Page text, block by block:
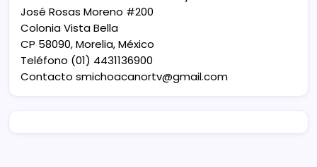
José Rosas Moreno #200
Colonia Vista Bella
CP 58090, Morelia, México
Teléfono (01) 4431136900
Contacto smichoacanortv@gmail.com